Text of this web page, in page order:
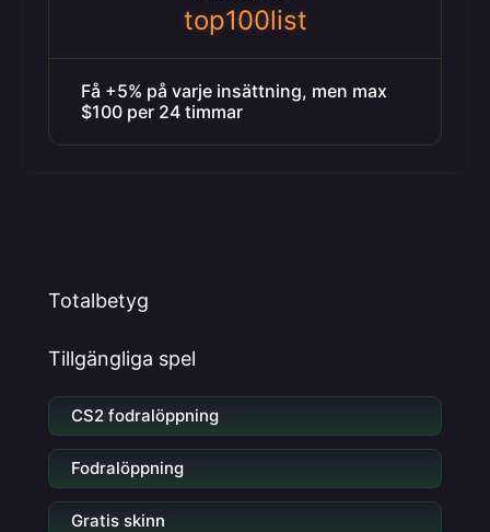
top100list
Få +5% på varje insättning, men max
$100 per 24 timmar
Totalbetyg
Tillgängliga spel
CS2 fodralöppning
Fodralöppning
Gratis skinn